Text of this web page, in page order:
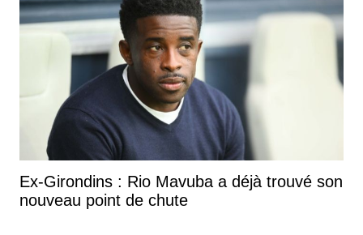
Ex-Girondins : Rio Mavuba a déjà trouvé son
nouveau point de chute